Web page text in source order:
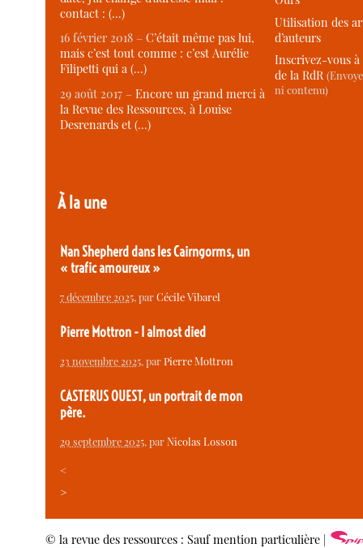
contact : (…)
16 février 2018 –C’était même pas lui,
mais c’est tout comme : c’est Aurélie
Filipetti qui a (…)
29 août 2017 –Encore un grand merci à
la Revue des Ressources, à Louise
Desrenards et (…)
À la une
Nan Shepherd dans les Cairngorms, un
« trafic amoureux »
7 décembre 2025, parCécile Vibarel
Pierre Mottron - I almost died
23 novembre 2025, parPierre Mottron
CASTERUS OUEST, un portrait de mon
père.
29 septembre 2025, parNicolas Losson
<
>
Utilisation des
d’auteurs
Inscrivez-vous
de la RdR
ni contenu)
© la revue des ressources : Sauf mention particulière |